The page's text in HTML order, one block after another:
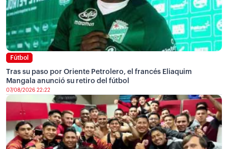
Fútbol
Tras su paso por Oriente Petrolero, el francés Eliaquim
Mangala anunció su retiro del fútbol
07/08/2026 22:22